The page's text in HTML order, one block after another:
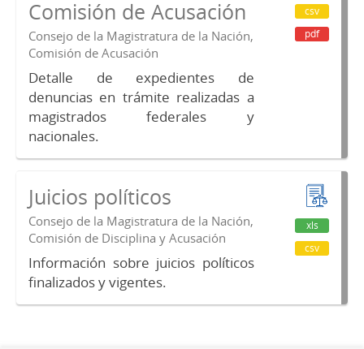
Comisión de Acusación
Consejo de la Magistratura de la Nación,
Comisión de Acusación
Detalle de expedientes de
denuncias en trámite realizadas a
magistrados federales y
nacionales.
csv
pdf
Juicios políticos
Consejo de la Magistratura de la Nación,
Comisión de Disciplina y Acusación
Información sobre juicios políticos
finalizados y vigentes.
xls
csv